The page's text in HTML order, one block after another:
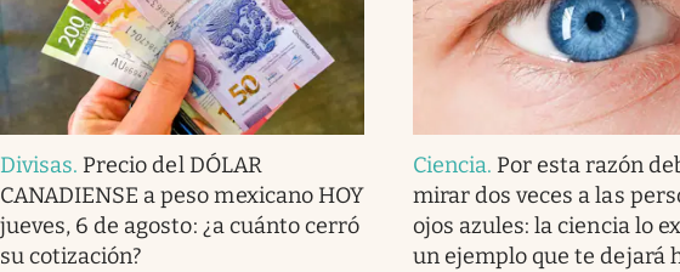
Divisas. Precio del DÓLAR
CANADIENSE a peso mexicano HOY
jueves, 6 de agosto: ¿a cuánto cerró
su cotización?
Ciencia. Por esta razón
mirar dos veces a las
ojos azules: la ciencia lo
un ejemplo que te dejará